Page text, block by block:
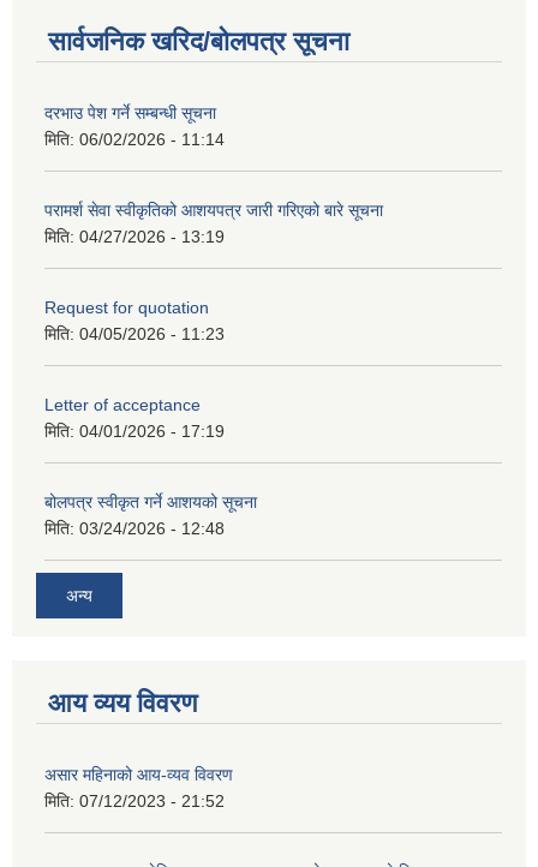
सार्वजनिक खरिद/बोलपत्र सूचना
दरभाउ पेश गर्ने सम्बन्धी सूचना
मिति: 06/02/2026 - 11:14
परामर्श सेवा स्वीकृतिको आशयपत्र जारी गरिएको बारे सूचना
मिति: 04/27/2026 - 13:19
Request for quotation
मिति: 04/05/2026 - 11:23
Letter of acceptance
मिति: 04/01/2026 - 17:19
बोलपत्र स्वीकृत गर्ने आशयको सूचना
मिति: 03/24/2026 - 12:48
अन्य
आय व्यय विवरण
असार महिनाको आय-व्यव विवरण
मिति: 07/12/2023 - 21:52